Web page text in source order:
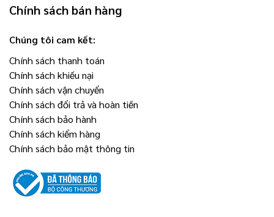
Chính sách bán hàng
Chúng tôi cam kết:
Chính sách thanh toán
Chính sách khiếu nại
Chính sách vận chuyển
Chính sách đổi trả và hoàn tiền
Chính sách bảo hành
Chính sách kiểm hàng
Chính sách bảo mật thông tin